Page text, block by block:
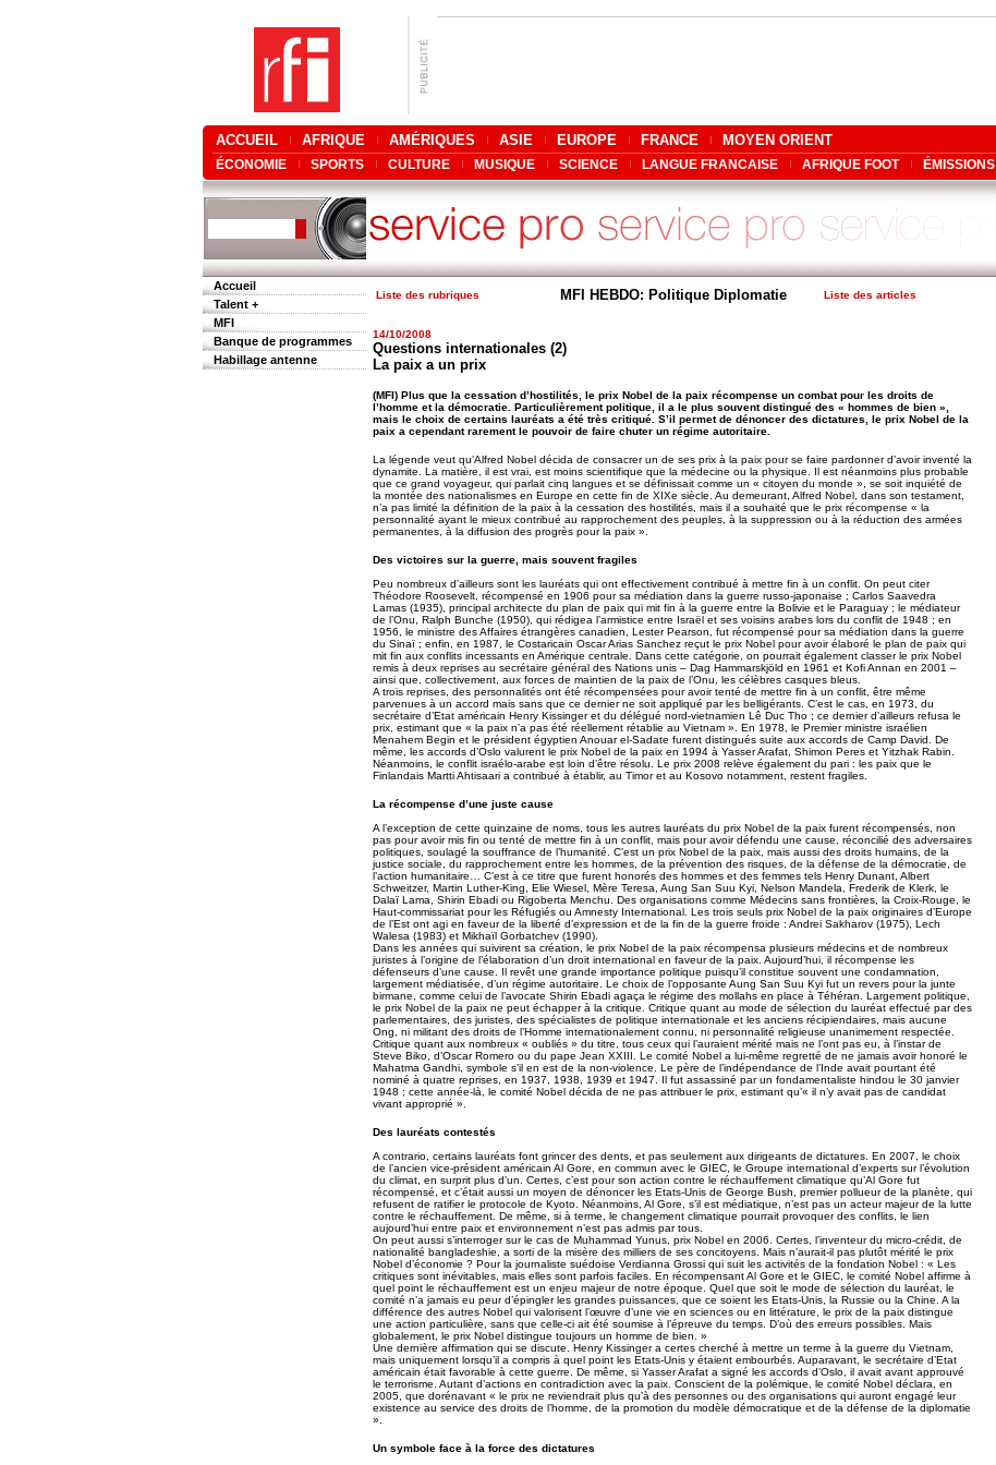
ACCUEIL AFRIQUE AMÉRIQUES ASIE EUROPE FRANCE MOYEN ORIENT
ÉCONOMIE SPORTS CULTURE MUSIQUE SCIENCE LANGUE FRANCAISE AFRIQUE FOOT ÉMISSIONS
Accueil
Talent +
MFI
Banque de programmes
Habillage antenne
Liste des rubriques MFI HEBDO: Politique Diplomatie Liste des articles
14/10/2008
Questions internationales (2)
La paix a un prix
(MFI) Plus que la cessation d’hostilités, le prix Nobel de la paix récompense un combat pour les droits de
l’homme et la démocratie. Particulièrement politique, il a le plus souvent distingué des « hommes de bien »,
mais le choix de certains lauréats a été très critiqué. S’il permet de dénoncer des dictatures, le prix Nobel de la
paix a cependant rarement le pouvoir de faire chuter un régime autoritaire.
La légende veut qu’Alfred Nobel décida de consacrer un de ses prix à la paix pour se faire pardonner d’avoir inventé la
dynamite. La matière, il est vrai, est moins scientifique que la médecine ou la physique. Il est néanmoins plus probable
que ce grand voyageur, qui parlait cinq langues et se définissait comme un « citoyen du monde », se soit inquiété de
la montée des nationalismes en Europe en cette fin de XIXe siècle. Au demeurant, Alfred Nobel, dans son testament,
n’a pas limité la définition de la paix à la cessation des hostilités, mais il a souhaité que le prix récompense « la
personnalité ayant le mieux contribué au rapprochement des peuples, à la suppression ou à la réduction des armées
permanentes, à la diffusion des progrès pour la paix ».
Des victoires sur la guerre, mais souvent fragiles
Peu nombreux d’ailleurs sont les lauréats qui ont effectivement contribué à mettre fin à un conflit. On peut citer
Théodore Roosevelt, récompensé en 1906 pour sa médiation dans la guerre russo-japonaise ; Carlos Saavedra
Lamas (1935), principal architecte du plan de paix qui mit fin à la guerre entre la Bolivie et le Paraguay ; le médiateur
de l’Onu, Ralph Bunche (1950), qui rédigea l’armistice entre Israël et ses voisins arabes lors du conflit de 1948 ; en
1956, le ministre des Affaires étrangères canadien, Lester Pearson, fut récompensé pour sa médiation dans la guerre
du Sinaï ; enfin, en 1987, le Costaricain Oscar Arias Sanchez reçut le prix Nobel pour avoir élaboré le plan de paix qui
mit fin aux conflits incessants en Amérique centrale. Dans cette catégorie, on pourrait également classer le prix Nobel
remis à deux reprises au secrétaire général des Nations unis – Dag Hammarskjöld en 1961 et Kofi Annan en 2001 –
ainsi que, collectivement, aux forces de maintien de la paix de l’Onu, les célèbres casques bleus.
A trois reprises, des personnalités ont été récompensées pour avoir tenté de mettre fin à un conflit, être même
parvenues à un accord mais sans que ce dernier ne soit appliqué par les belligérants. C’est le cas, en 1973, du
secrétaire d’Etat américain Henry Kissinger et du délégué nord-vietnamien Lê Duc Tho ; ce dernier d’ailleurs refusa le
prix, estimant que « la paix n’a pas été réellement rétablie au Vietnam ». En 1978, le Premier ministre israélien
Menahem Begin et le président égyptien Anouar el-Sadate furent distingués suite aux accords de Camp David. De
même, les accords d’Oslo valurent le prix Nobel de la paix en 1994 à Yasser Arafat, Shimon Peres et Yitzhak Rabin.
Néanmoins, le conflit israélo-arabe est loin d’être résolu. Le prix 2008 relève également du pari : les paix que le
Finlandais Martti Ahtisaari a contribué à établir, au Timor et au Kosovo notamment, restent fragiles.
La récompense d’une juste cause
A l’exception de cette quinzaine de noms, tous les autres lauréats du prix Nobel de la paix furent récompensés, non
pas pour avoir mis fin ou tenté de mettre fin à un conflit, mais pour avoir défendu une cause, réconcilié des adversaires
politiques, soulagé la souffrance de l’humanité. C’est un prix Nobel de la paix, mais aussi des droits humains, de la
justice sociale, du rapprochement entre les hommes, de la prévention des risques, de la défense de la démocratie, de
l’action humanitaire… C’est à ce titre que furent honorés des hommes et des femmes tels Henry Dunant, Albert
Schweitzer, Martin Luther-King, Elie Wiesel, Mère Teresa, Aung San Suu Kyi, Nelson Mandela, Frederik de Klerk, le
Dalaï Lama, Shirin Ebadi ou Rigoberta Menchu. Des organisations comme Médecins sans frontières, la Croix-Rouge, le
Haut-commissariat pour les Réfugiés ou Amnesty International. Les trois seuls prix Nobel de la paix originaires d’Europe
de l’Est ont agi en faveur de la liberté d’expression et de la fin de la guerre froide : Andrei Sakharov (1975), Lech
Walesa (1983) et Mikhaïl Gorbatchev (1990).
Dans les années qui suivirent sa création, le prix Nobel de la paix récompensa plusieurs médecins et de nombreux
juristes à l’origine de l’élaboration d’un droit international en faveur de la paix. Aujourd’hui, il récompense les
défenseurs d’une cause. Il revêt une grande importance politique puisqu’il constitue souvent une condamnation,
largement médiatisée, d’un régime autoritaire. Le choix de l’opposante Aung San Suu Kyi fut un revers pour la junte
birmane, comme celui de l’avocate Shirin Ebadi agaça le régime des mollahs en place à Téhéran. Largement politique,
le prix Nobel de la paix ne peut échapper à la critique. Critique quant au mode de sélection du lauréat effectué par des
parlementaires, des juristes, des spécialistes de politique internationale et les anciens récipiendaires, mais aucune
Ong, ni militant des droits de l’Homme internationalement connu, ni personnalité religieuse unanimement respectée.
Critique quant aux nombreux « oubliés » du titre, tous ceux qui l’auraient mérité mais ne l’ont pas eu, à l’instar de
Steve Biko, d’Oscar Romero ou du pape Jean XXIII. Le comité Nobel a lui-même regretté de ne jamais avoir honoré le
Mahatma Gandhi, symbole s’il en est de la non-violence. Le père de l’indépendance de l’Inde avait pourtant été
nominé à quatre reprises, en 1937, 1938, 1939 et 1947. Il fut assassiné par un fondamentaliste hindou le 30 janvier
1948 ; cette année-là, le comité Nobel décida de ne pas attribuer le prix, estimant qu’« il n’y avait pas de candidat
vivant approprié ».
Des lauréats contestés
A contrario, certains lauréats font grincer des dents, et pas seulement aux dirigeants de dictatures. En 2007, le choix
de l’ancien vice-président américain Al Gore, en commun avec le GIEC, le Groupe international d’experts sur l’évolution
du climat, en surprit plus d’un. Certes, c’est pour son action contre le réchauffement climatique qu’Al Gore fut
récompensé, et c’était aussi un moyen de dénoncer les Etats-Unis de George Bush, premier pollueur de la planète, qui
refusent de ratifier le protocole de Kyoto. Néanmoins, Al Gore, s’il est médiatique, n’est pas un acteur majeur de la lutte
contre le réchauffement. De même, si à terme, le changement climatique pourrait provoquer des conflits, le lien
aujourd’hui entre paix et environnement n’est pas admis par tous.
On peut aussi s’interroger sur le cas de Muhammad Yunus, prix Nobel en 2006. Certes, l’inventeur du micro-crédit, de
nationalité bangladeshie, a sorti de la misère des milliers de ses concitoyens. Mais n’aurait-il pas plutôt mérité le prix
Nobel d’économie ? Pour la journaliste suédoise Verdianna Grossi qui suit les activités de la fondation Nobel : « Les
critiques sont inévitables, mais elles sont parfois faciles. En récompensant Al Gore et le GIEC, le comité Nobel affirme à
quel point le réchauffement est un enjeu majeur de notre époque. Quel que soit le mode de sélection du lauréat, le
comité n’a jamais eu peur d’épingler les grandes puissances, que ce soient les Etats-Unis, la Russie ou la Chine. A la
différence des autres Nobel qui valorisent l’œuvre d’une vie en sciences ou en littérature, le prix de la paix distingue
une action particulière, sans que celle-ci ait été soumise à l’épreuve du temps. D’où des erreurs possibles. Mais
globalement, le prix Nobel distingue toujours un homme de bien. »
Une dernière affirmation qui se discute. Henry Kissinger a certes cherché à mettre un terme à la guerre du Vietnam,
mais uniquement lorsqu’il a compris à quel point les Etats-Unis y étaient embourbés. Auparavant, le secrétaire d’Etat
américain était favorable à cette guerre. De même, si Yasser Arafat a signé les accords d’Oslo, il avait avant approuvé
le terrorisme. Autant d’actions en contradiction avec la paix. Conscient de la polémique, le comité Nobel déclara, en
2005, que dorénavant « le prix ne reviendrait plus qu’à des personnes ou des organisations qui auront engagé leur
existence au service des droits de l’homme, de la promotion du modèle démocratique et de la défense de la diplomatie
».
Un symbole face à la force des dictatures